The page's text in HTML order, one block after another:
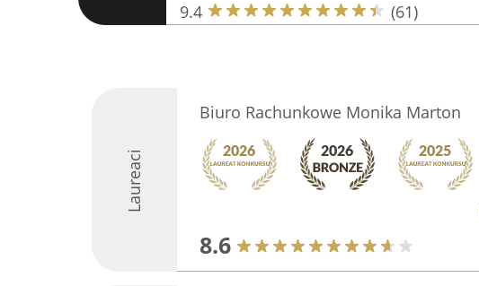
9.4 (61)
Laureaci
Biuro Rachunkowe Monika Marton
8.6